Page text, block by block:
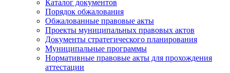
Каталог документов
Порядок обжалования
Обжалованные правовые акты
Проекты муниципальных правовых актов
Документы стратегического планирования
Муниципальные программы
Нормативные правовые акты для прохождения
аттестации